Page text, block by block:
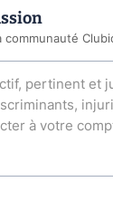
communauté